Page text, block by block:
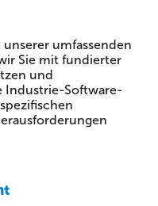
umfassenden
Sie mit fundierter
und
Industrie-Software-